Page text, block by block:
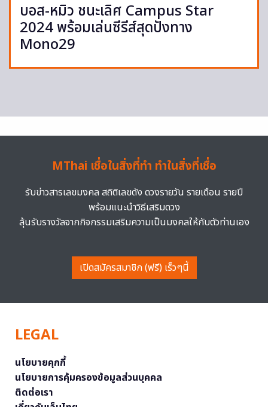
บอส-หมิว ชนะเลิศ Campus Star
2024 พร้อมเล่นซีรีส์สุดปังทาง
Mono29
MThai เชื่อในสิ่งที่ทำ ทำในสิ่งที่เชื่อ
รับข่าวสารเลขมงคล สถิติเลขดัง ดวงรายวัน รายเดือน รายปี
พร้อมแนะนำวิธีเสริมดวง
ลุ้นรับรางวัลจากกิจกรรมเสริมความเป็นมงคลให้กับตัวท่านเอง
เปิดสมัครสมาชิก (ฟรี) เร็วๆนี้
LEGAL
นโยบายคุกกี้
นโยบายการคุ้มครองข้อมูลส่วนบุคคล
ติดต่อเรา